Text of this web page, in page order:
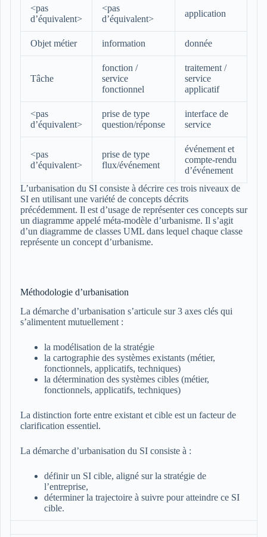
<pas
d’équivalent>
<pas
d’équivalent>
application
Objet métier information donnée
Tâche
fonction /
service
fonctionnel
traitement /
service
applicatif
<pas
d’équivalent>
prise de type
question/réponse
interface de
service
<pas
d’équivalent>
prise de type
flux/événement
événement et
compte-rendu
d’événement
L’urbanisation du SI consiste à décrire ces trois niveaux de
SI en utilisant une variété de concepts décrits
précédemment. Il est d’usage de représenter ces concepts sur
un diagramme appelé méta-modèle d’urbanisme. Il s’agit
d’un diagramme de classes UML dans lequel chaque classe
représente un concept d’urbanisme.
Méthodologie d’urbanisation
La démarche d’urbanisation s’articule sur 3 axes clés qui
s’alimentent mutuellement :
la modélisation de la stratégie
la cartographie des systèmes existants (métier,
fonctionnels, applicatifs, techniques)
la détermination des systèmes cibles (métier,
fonctionnels, applicatifs, techniques)
La distinction forte entre existant et cible est un facteur de
clarification essentiel.
La démarche d’urbanisation du SI consiste à :
définir un SI cible, aligné sur la stratégie de
l’entreprise,
déterminer la trajectoire à suivre pour atteindre ce SI
cible.